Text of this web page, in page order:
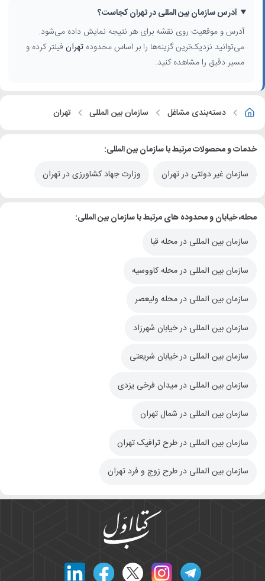
آدرس سازمان بین المللی در تهران کجاست؟
آدرس و موقعیت روی نقشه برای هر نتیجه نمایش داده می‌شود.
می‌توانید نزدیک‌ترین گزینه‌ها را بر اساس محدودهتهران فیلتر کرده و
مسیر دقیق را مشاهده کنید.
دسته‌بندی مشاغل سازمان بین المللی تهران
خدمات و محصولات مرتبط با سازمان بین المللی:
سازمان غیر دولتی در تهران
وزارت جهاد کشاورزی در تهران
محله، خیابان و محدوده های مرتبط با سازمان بین المللی:
سازمان بین المللی در محله قبا
سازمان بین المللی در محله کاووسیه
سازمان بین المللی در محله ولیعصر
سازمان بین المللی در خیابان شهرزاد
سازمان بین المللی در خیابان شریعتی
سازمان بین المللی در میدان فرخی یزدی
سازمان بین المللی در شمال تهران
سازمان بین المللی در طرح ترافیک تهران
سازمان بین المللی در طرح زوج و فرد تهران